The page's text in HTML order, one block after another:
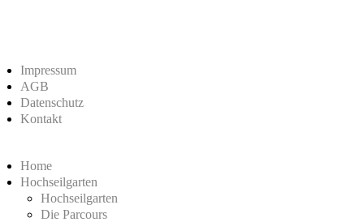
Impressum
AGB
Datenschutz
Kontakt
Home
Hochseilgarten
Hochseilgarten
Die Parcours